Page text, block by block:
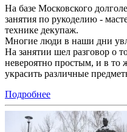
На базе Московского
занятия по рукоделию -
технике декупаж.
Многие люди в наши дни
На занятии шел разговор о
невероятно простым, и в то
украсить различные
Подробнее